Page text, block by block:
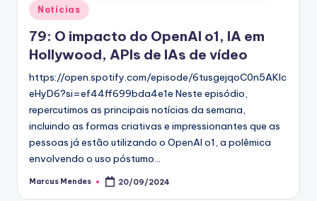
Posted
in
Notícias
79: O impacto do OpenAI o1, IA em
Hollywood, APIs de IAs de vídeo
https://open.spotify.com/episode/6tusgejqoC0n5AKIc
eHyD6?si=ef44ff699bda4e1e Neste episódio,
repercutimos as principais notícias da semana,
incluindo as formas criativas e impressionantes que as
pessoas já estão utilizando o OpenAI o1, a polêmica
envolvendo o uso póstumo…
Posted
Marcus Mendes 20/09/2024